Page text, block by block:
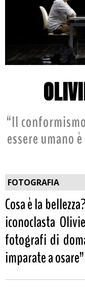
“Il
essere umano
FOTOGRAFIA
Cosa è la
iconoclasta
fotografi di
imparate a osare”